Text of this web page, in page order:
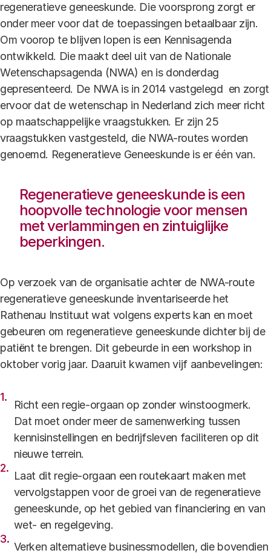
regeneratieve geneeskunde. Die voorsprong zorgt er
onder meer voor dat de toepassingen betaalbaar zijn.
Om voorop te blijven lopen is een Kennisagenda
ontwikkeld. Die maakt deel uit van de Nationale
Wetenschapsagenda (NWA) en is donderdag
gepresenteerd. De NWA is in 2014 vastgelegd en zorgt
ervoor dat de wetenschap in Nederland zich meer richt
op maatschappelijke vraagstukken. Er zijn 25
vraagstukken vastgesteld, die NWA-routes worden
genoemd. Regeneratieve Geneeskunde is er één van.
Regeneratieve geneeskunde is een
hoopvolle technologie voor mensen
met verlammingen en zintuiglijke
beperkingen.
Op verzoek van de organisatie achter de NWA-route
regeneratieve geneeskunde inventariseerde het
Rathenau Instituut wat volgens experts kan en moet
gebeuren om regeneratieve geneeskunde dichter bij de
patiënt te brengen. Dit gebeurde in een workshop in
oktober vorig jaar. Daaruit kwamen vijf aanbevelingen:
Richt een regie-orgaan op zonder winstoogmerk.
Dat moet onder meer de samenwerking tussen
kennisinstellingen en bedrijfsleven faciliteren op dit
nieuwe terrein.
Laat dit regie-orgaan een routekaart maken met
vervolgstappen voor de groei van de regeneratieve
geneeskunde, op het gebied van financiering en van
wet- en regelgeving.
Verken alternatieve businessmodellen, die bovendien